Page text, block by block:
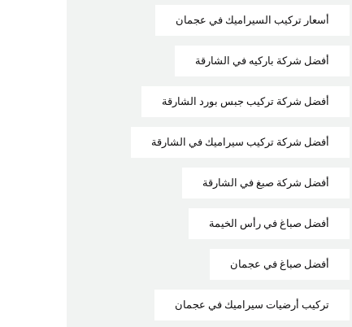
أسعار تركيب السيراميك في عجمان
أفضل شركة باركيه في الشارقة
أفضل شركة تركيب جبس بورد الشارقة
أفضل شركة تركيب سيراميك في الشارقة
أفضل شركة صبغ في الشارقة
أفضل صباغ في رأس الخيمة
أفضل صباغ في عجمان
تركيب أرضيات سيراميك في عجمان